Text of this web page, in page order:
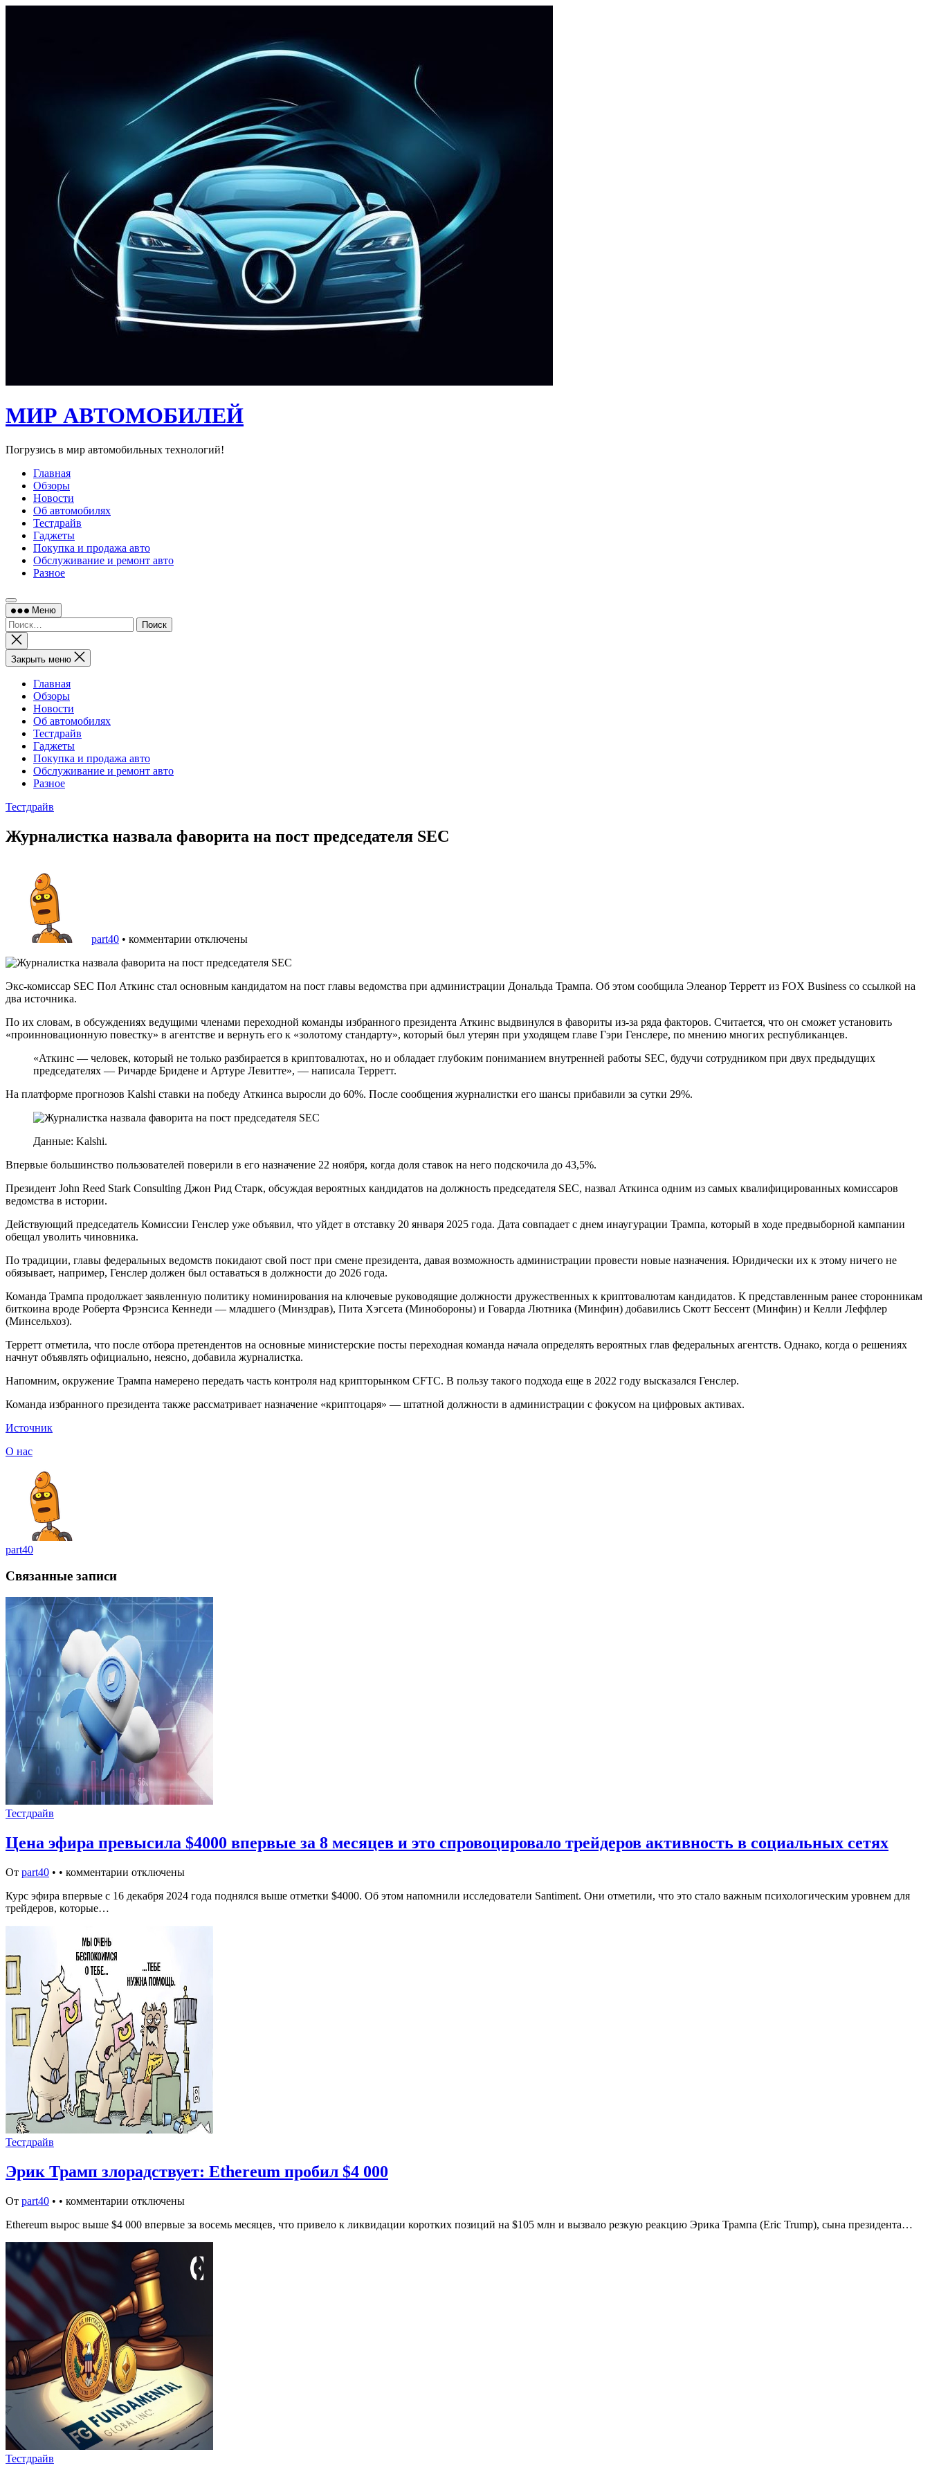
МИР АВТОМОБИЛЕЙ
Погрузись в мир автомобильных технологий!
Главная
Обзоры
Новости
Об автомобилях
Тестдрайв
Гаджеты
Покупка и продажа авто
Обслуживание и ремонт авто
Разное
Меню
Найти:
Закрыть
поиск
Закрыть меню
Главная
Обзоры
Новости
Об автомобилях
Тестдрайв
Гаджеты
Покупка и продажа авто
Обслуживание и ремонт авто
Разное
Тестдрайв
Журналистка назвала фаворита на пост председателя SEC
part40 • комментарии отключены
Экс-комиссар SEC Пол Аткинс стал основным кандидатом на пост главы ведомства при администрации Дональда Трампа. Об этом сообщила Элеанор Терретт из FOX Business со ссылкой на
два источника.
По их словам, в обсуждениях ведущими членами переходной команды избранного президента Аткинс выдвинулся в фавориты из-за ряда факторов. Считается, что он сможет установить
«проинновационную повестку» в агентстве и вернуть его к «золотому стандарту», который был утерян при уходящем главе Гэри Генслере, по мнению многих республиканцев.
«Аткинс — человек, который не только разбирается в криптовалютах, но и обладает глубоким пониманием внутренней работы SEC, будучи сотрудником при двух предыдущих
председателях — Ричарде Бридене и Артуре Левитте», — написала Терретт.
На платформе прогнозов Kalshi ставки на победу Аткинса выросли до 60%. После сообщения журналистки его шансы прибавили за сутки 29%.
Данные: Kalshi.
Впервые большинство пользователей поверили в его назначение 22 ноября, когда доля ставок на него подскочила до 43,5%.
Президент John Reed Stark Consulting Джон Рид Старк, обсуждая вероятных кандидатов на должность председателя SEC, назвал Аткинса одним из самых квалифицированных комиссаров
ведомства в истории.
Действующий председатель Комиссии Генслер уже объявил, что уйдет в отставку 20 января 2025 года. Дата совпадает с днем инаугурации Трампа, который в ходе предвыборной кампании
обещал уволить чиновника.
По традиции, главы федеральных ведомств покидают свой пост при смене президента, давая возможность администрации провести новые назначения. Юридически их к этому ничего не
обязывает, например, Генслер должен был оставаться в должности до 2026 года.
Команда Трампа продолжает заявленную политику номинирования на ключевые руководящие должности дружественных к криптовалютам кандидатов. К представленным ранее сторонникам
биткоина вроде Роберта Фрэнсиса Кеннеди — младшего (Минздрав), Пита Хэгсета (Минобороны) и Говарда Лютника (Минфин) добавились Скотт Бессент (Минфин) и Келли Леффлер
(Минсельхоз).
Терретт отметила, что после отбора претендентов на основные министерские посты переходная команда начала определять вероятных глав федеральных агентств. Однако, когда о решениях
начнут объявлять официально, неясно, добавила журналистка.
Напомним, окружение Трампа намерено передать часть контроля над крипторынком CFTC. В пользу такого подхода еще в 2022 году высказался Генслер.
Команда избранного президента также рассматривает назначение «криптоцаря» — штатной должности в администрации с фокусом на цифровых активах.
Источник
О нас
part40
Связанные записи
Тестдрайв
Цена эфира превысила $4000 впервые за 8 месяцев и это спровоцировало трейдеров активность в социальных сетях
От part40 • • комментарии отключены
Курс эфира впервые с 16 декабря 2024 года поднялся выше отметки $4000. Об этом напомнили исследователи Santiment. Они отметили, что это стало важным психологическим уровнем для
трейдеров, которые…
Тестдрайв
Эрик Трамп злорадствует: Ethereum пробил $4 000
От part40 • • комментарии отключены
Ethereum вырос выше $4 000 впервые за восемь месяцев, что привело к ликвидации коротких позиций на $105 млн и вызвало резкую реакцию Эрика Трампа (Eric Trump), сына президента…
Тестдрайв